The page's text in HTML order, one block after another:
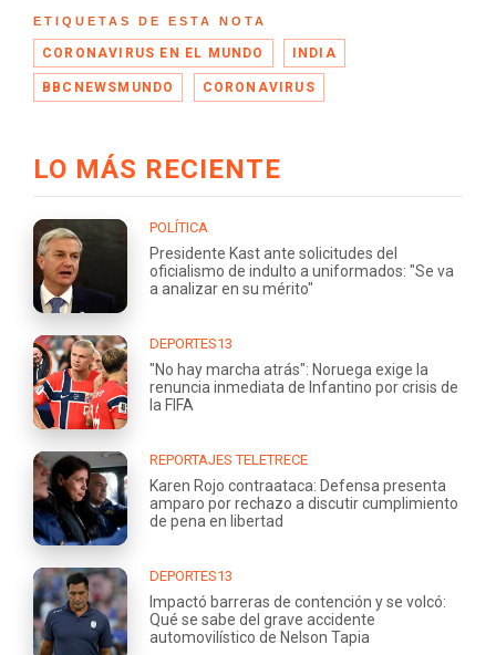
ETIQUETAS DE ESTA NOTA
CORONAVIRUS EN EL MUNDO INDIA
BBCNEWSMUNDO CORONAVIRUS
LO MÁS RECIENTE
POLÍTICA
Presidente Kast ante solicitudes del
oficialismo de indulto a uniformados: "Se va
a analizar en su mérito"
DEPORTES13
"No hay marcha atrás": Noruega exige la
renuncia inmediata de Infantino por crisis de
la FIFA
REPORTAJES TELETRECE
Karen Rojo contraataca: Defensa presenta
amparo por rechazo a discutir cumplimiento
de pena en libertad
DEPORTES13
Impactó barreras de contención y se volcó:
Qué se sabe del grave accidente
automovilístico de Nelson Tapia